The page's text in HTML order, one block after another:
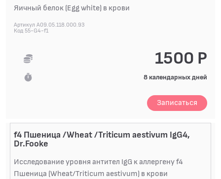
БАКТЕРИОЛОГИЧЕСКИЕ ИССЛЕДОВАНИЯ
БИОХИМИЧЕСКИЕ ИССЛЕДОВАНИЯ
ГИСТОЛОГИЧЕСКИЕ ИССЛЕДОВАНИЯ
ДИАГНОСТИЧЕСКИЕ ПРОФИЛИ ИССЛЕДОВАНИЙ
КОАГУЛОЛОГИЧЕСКИЕ ИССЛЕДОВАНИЯ
ПЦР-ДИАГНОСТИКА ИНФЕКЦИЙ
Яичный белок (Egg white) в крови
Артикул A09.05.118.000.93
Код 55-G4-f1
1500 Р
8 календарных дней
Записаться
f4 Пшеница /Wheat /Triticum aestivum IgG4,
Dr.Fooke
Исследование уровня антител IgG к аллергену f4
Пшеница (Wheat/Triticum aestivum) в крови